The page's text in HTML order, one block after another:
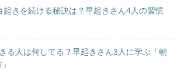
起きを続ける秘訣は？早起きさん4人の習慣
る人は何してる？早起きさん3人に学ぶ「朝